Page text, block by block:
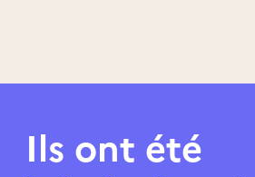
Ils ont été